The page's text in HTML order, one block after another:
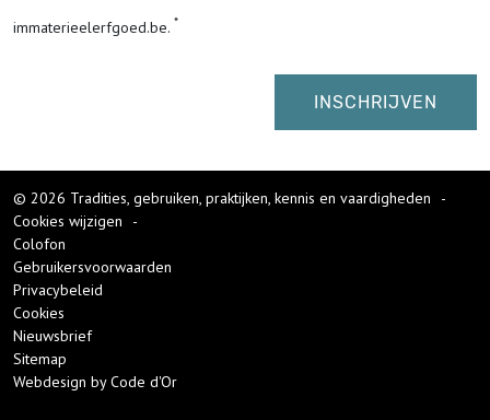
immaterieelerfgoed.be.
© 2026 Tradities, gebruiken, praktijken, kennis en vaardigheden
-
Cookies wijzigen
-
Colofon
Gebruikersvoorwaarden
Privacybeleid
Cookies
Nieuwsbrief
Sitemap
Webdesign by Code d'Or